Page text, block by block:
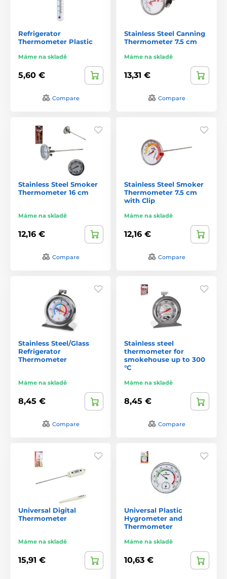
Refrigerator
Thermometer Plastic
Máme na skladě
5,60 €
Compare
Stainless Steel Canning
Thermometer 7.5 cm
Máme na skladě
13,31 €
Compare
Stainless Steel Smoker
Thermometer 16 cm
Máme na skladě
12,16 €
Compare
Stainless Steel Smoker
Thermometer 7.5 cm
with Clip
Máme na skladě
12,16 €
Compare
Stainless Steel/Glass
Refrigerator
Thermometer
Máme na skladě
8,45 €
Compare
Stainless steel
thermometer for
smokehouse up to 300
°C
Máme na skladě
8,45 €
Compare
Universal Digital
Thermometer
Máme na skladě
15,91 €
Universal Plastic
Hygrometer and
Thermometer
Máme na skladě
10,63 €